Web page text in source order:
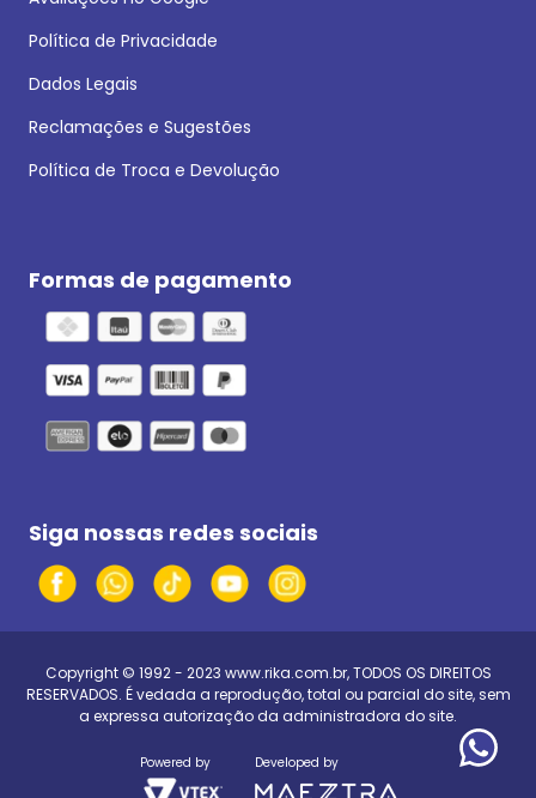
Política de Privacidade
Dados Legais
Reclamações e Sugestões
Política de Troca e Devolução
Formas de pagamento
Siga nossas redes sociais
Copyright © 1992 - 2023 www.rika.com.br, TODOS OS DIREITOS
RESERVADOS. É vedada a reprodução, total ou parcial do site, sem
a expressa autorização da administradora do site.
Powered by Developed by